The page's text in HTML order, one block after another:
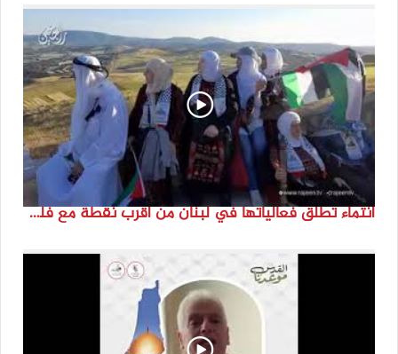
انتماء تطلق فعالياتها في لبنان من أقرب نقطة مع فلسطين المحتلة في ذكرى النكبة_74تقرير: جنى شحرور